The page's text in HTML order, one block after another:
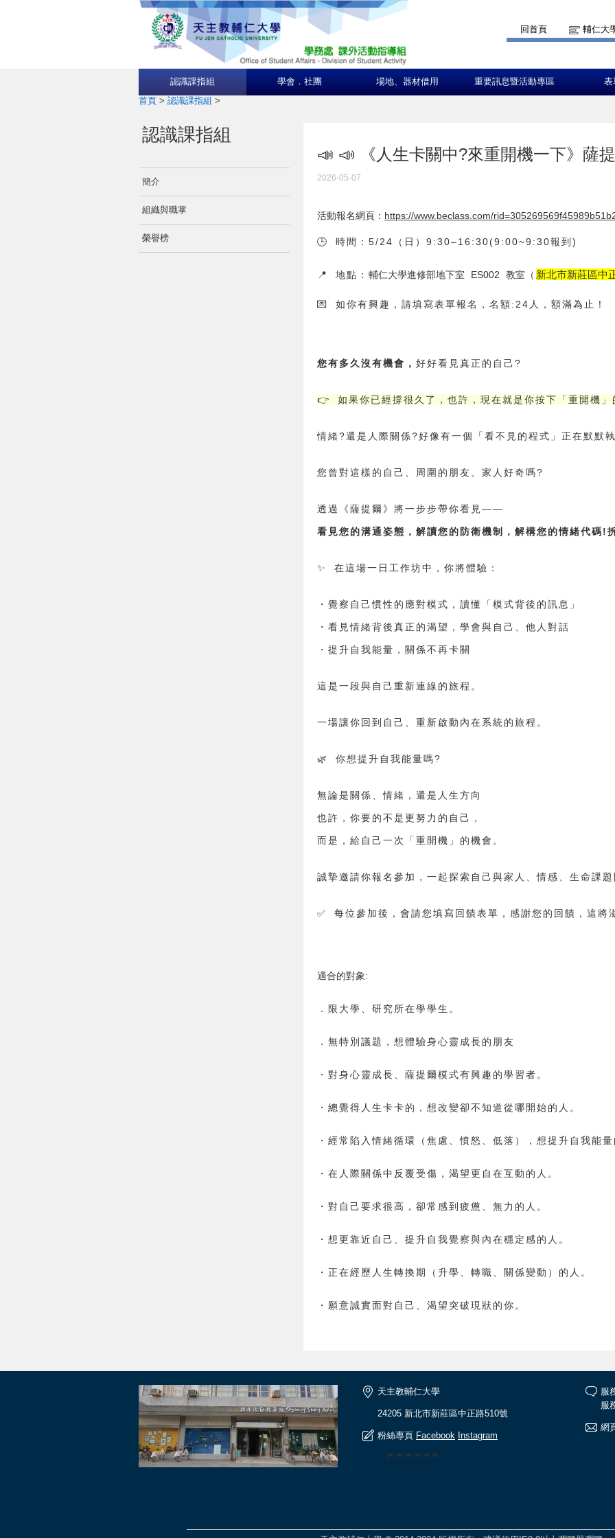
回首頁 輔仁大
認識課指組 學會．社團 場地、器材借用 重要訊息暨活動專區 表
首頁 > 認識課指組 >
認識課指組
簡介
組織與職掌
榮譽榜
📣 📣 《人生卡關中?來重開機一下》薩
2026-05-07
活動報名網頁： https://www.beclass.com/
🕒 時間：5/24（日）9:30–16:30(9:00~9:30報到)
📍 地點： 輔仁大學進修部地下室 ES002 教室 （ 新北市新莊區中
💌 如你有興趣，請填寫表單報名，名額:24人，額滿為止！
您有多久沒有機會， 好好看見真正的自己?
👉 如果你已經撐很久了， 也許，現在就是你按下「重開機」
情緒?還是人際關係?好像有一個「看不見的程式」正在默默
您曾對這樣的自己、周圍的朋友、家人好奇嗎?
透過《薩提爾》將一步步帶你看見——
看見您的溝通姿態，解讀您的防衛機制，解構您的情緒代碼!
✨ 在這場一日工作坊中，你將體驗：
・覺察自己慣性的應對模式，讀懂「模式背後的訊息」
・看見情緒背後真正的渴望，學會與自己、他人對話
・提升自我能量，關係不再卡關
這是一段與自己重新連線的旅程。
一場讓你回到自己、重新啟動內在系統的旅程。
🌿 你想提升自我能量嗎?
無論是關係、情緒，還是人生方向
也許，你要的不是更努力的自己，
而是，給自己一次「重開機」的機會。
誠摯邀請你報名參加，一起探索自己與家人、情感、生命課
✅ 每位參加後，會請您填寫回饋表單 ，感謝您的回饋，這
適合的對象:
．限大學、研究所在學學生。
．無特別議題，想體驗身心靈成長的朋友
・對身心靈成長、薩提爾模式有興趣的學習者。
・總覺得人生卡卡的，想改變卻不知道從哪開始的人。
・經常陷入情緒循環（焦慮、憤怒、低落），想提升自我能
・在人際關係中反覆受傷，渴望更自在互動的人。
・對自己要求很高，卻常感到疲憊、無力的人。
・想更靠近自己、提升自我覺察與內在穩定感的人。
・正在經歷人生轉換期（升學、轉職、關係變動）的人。
・願意誠實面對自己、渴望突破現狀的你。
天主教輔仁大學
24205 新北市新莊區中正路510號
粉絲專頁 Facebook Instagram
🎆🎆🎆🎆🎆🎆
服
服
網